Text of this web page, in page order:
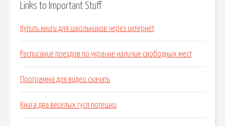
Links to Important Stuff
Купить книги для школьников через интернет
Расписание поездов по украине наличие свободных мест
Программа для видео скачать
Книга два веселых гуся потешки